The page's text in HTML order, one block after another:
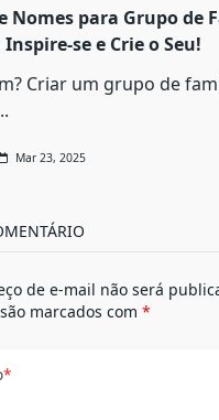
Nomes para Grupo de
se e Crie o Seu!
Criar um grupo de
Mar 23, 2025
de e-mail não será
marcados com *
*